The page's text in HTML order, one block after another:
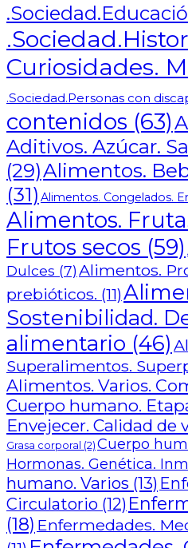
Curiosidades.
.Sociedad.Personas con
contenidos (63)
Aditivos. Azúcar.
(29)Alimentos.
(31) Alimentos. Congelados.
Alimentos.
Frutos secos (59)
Dulces (7)Alimentos.
prebióticos. (11)
Sostenibilidad.
alimentario (46)
Superalimentos.
Alimentos. Varios.
Cuerpo humano.
Envejecer. Calidad de
Grasa corporal (2) Cuerpo
Hormonas. Genética.
humano. Varios (13)
Circulatorio (12)
(18) Enfermedades.